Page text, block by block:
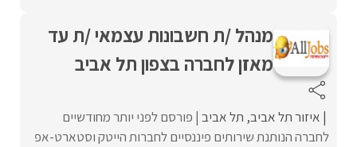
מנהל /ת חשבונות עצמאי /ת עד
מאזן לחברה בצפון תל אביב
איזור תל אביב תל אביב פורסם לפני יותר מחודשיים
לחברה הנותנת שירותים פיננסיים לחברות הייטק וסטארט-אפ